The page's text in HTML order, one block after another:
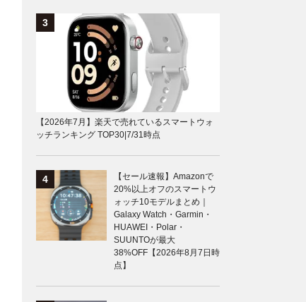
【2026年7月】楽天で売れているスマートウォ
ッチランキング TOP30|7/31時点
【セール速報】Amazonで
20%以上オフのスマートウ
ォッチ10モデルまとめ｜
Galaxy Watch・Garmin・
HUAWEI・Polar・
SUUNTOが最大
38%OFF【2026年8月7日時
点】